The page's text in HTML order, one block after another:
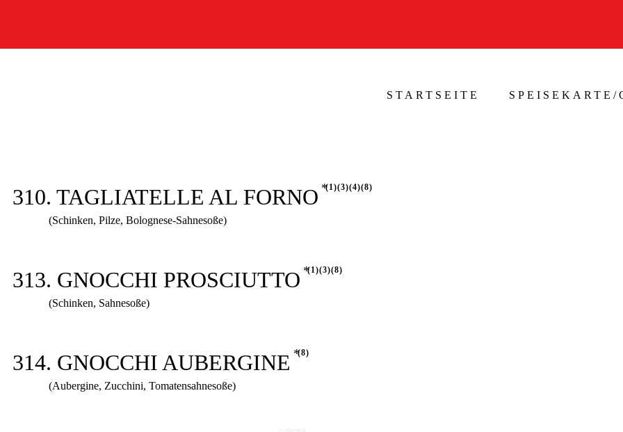
STARTSEITE
310. TAGLIATELLE AL FORNO 1 3 4 8
(Schinken, Pilze, Bolognese-Sahnesoße)
313. GNOCCHI PROSCIUTTO 1 3 8
(Schinken, Sahnesoße)
314. GNOCCHI AUBERGINE 8
(Aubergine, Zucchini, Tomatensahnesoße)